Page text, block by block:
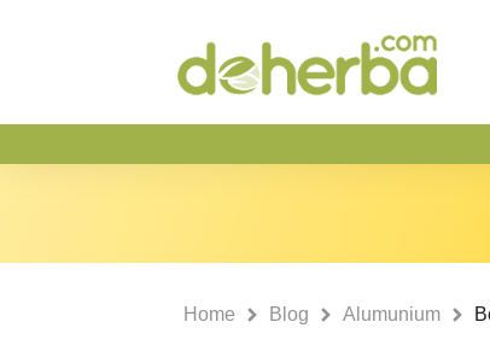
Home Blog Alumunium